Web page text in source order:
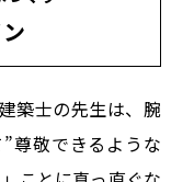
築士の先生は、 腕
尊敬できるような